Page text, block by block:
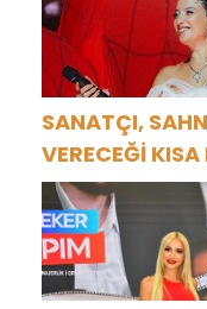
SANATÇI,
VERECEĞİ
ÖNCESİ 13
KEZ